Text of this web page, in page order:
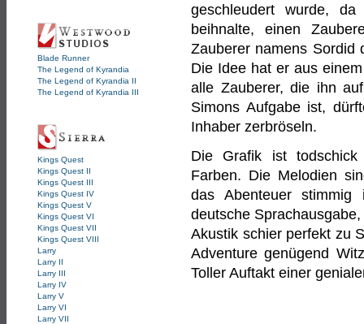
Blade Runner
The Legend of Kyrandia
The Legend of Kyrandia II
The Legend of Kyrandia III
Kings Quest
Kings Quest II
Kings Quest III
Kings Quest IV
Kings Quest V
Kings Quest VI
Kings Quest VII
Kings Quest VIII
Larry
Larry II
Larry III
Larry IV
Larry V
Larry VI
Larry VII
geschleudert wurde,
beihnalte, einen
Zauberer namens Sordid
Die Idee hat er aus
alle Zauberer, die ihn
Simons Aufgabe ist,
Inhaber zerbröseln.
Die Grafik ist
Farben. Die Melodien
das Abenteuer stimmig
deutsche
Akustik schier perfekt zu
Adventure genügend
Toller Auftakt einer